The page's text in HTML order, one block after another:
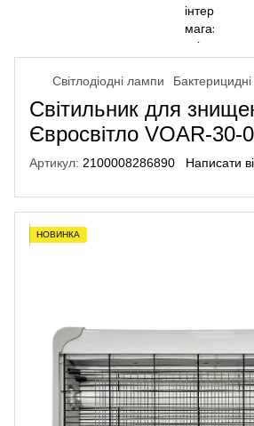
Світлодіодні лампи
Світильник для
Євросвітло VOAR-30-
Артикул: 2100008286890 Написати
НОВИНКА